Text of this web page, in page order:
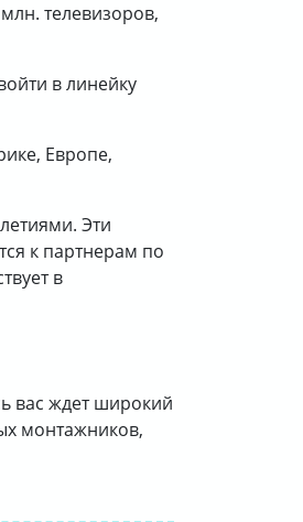
телевизоров,
в линейку
Европе,
Эти
к партнерам по
в
вас ждет широкий
монтажников,